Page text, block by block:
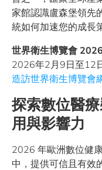
家館認識盧森堡領先
統如何加速您的成長
世界衛生博覽會 2026
2026年2月9日至12
造訪世界衛生博覽會
探索數位醫
用與影響力
2026 年歐洲數位健
中，提供可信且有效